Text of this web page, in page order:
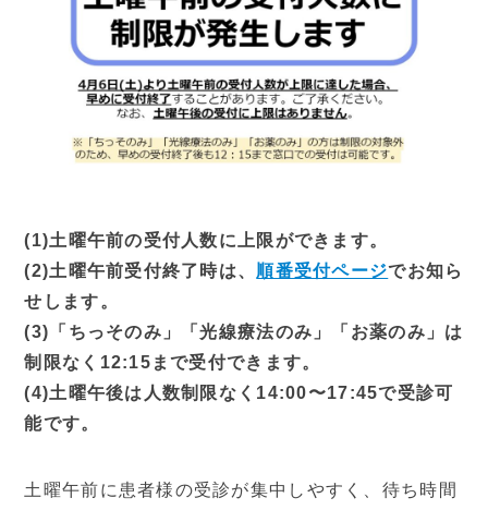
(1)土曜午前の受付人数に上限ができます。
(2)土曜午前受付終了時は、 順番受付ページでお知ら
せします。
(3)「ちっそのみ」「光線療法のみ」「お薬のみ」は
制限なく12:15まで受付できます。
(4)土曜午後は人数制限なく14:00〜17:45で受診可
能です。
土曜午前に患者様の受診が集中しやすく、待ち時間
皮膚外科・形成外科 アレルギー科
症状から探す
料金表
保険診療
医師紹介
ご挨拶
クリニック紹介 ▼